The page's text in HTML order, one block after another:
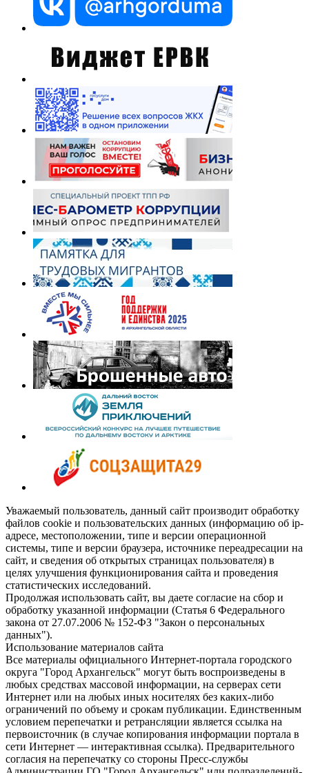
Уважаемый пользователь, данный сайт производит обработку
файлов cookie и пользовательских данных (информацию об ip-
адресе, местоположении, типе и версии операционной
системы, типе и версии браузера, источнике переадресации на
сайт, и сведения об открытых страницах пользователя) в
целях улучшения функционирования сайта и проведения
статистических исследований.
Продолжая использовать сайт, вы даете согласие на сбор и
обработку указанной информации (Статья 6 Федерального
закона от 27.07.2006 № 152-ФЗ "Закон о персональных
данных").
Использование материалов сайта
Все материалы официального Интернет-портала городского
округа "Город Архангельск" могут быть воспроизведены в
любых средствах массовой информации, на серверах сети
Интернет или на любых иных носителях без каких-либо
ограничений по объему и срокам публикации. Единственным
условием перепечатки и ретрансляции является ссылка на
первоисточник (в случае копирования информации портала в
сети Интернет — интерактивная ссылка). Предварительного
согласия на перепечатку со стороны Пресс-службы